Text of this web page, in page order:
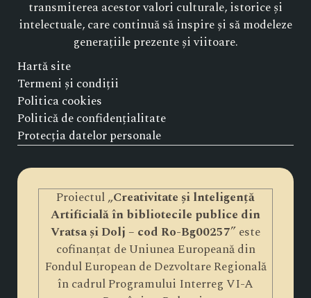
transmiterea acestor valori culturale, istorice și
intelectuale, care continuă să inspire și să modeleze
generațiile prezente și viitoare.
Hartă site
Termeni și condiții
Politica cookies
Politică de confidențialitate
Protecția datelor personale
Proiectul „Creativitate și lnteligență
Artificială în bibliotecile publice din
Vratsa și Dolj – cod Ro-Bg00257” este
cofinanțat de Uniunea Europeană din
Fondul European de Dezvoltare Regională
în cadrul Programului Interreg VI-A